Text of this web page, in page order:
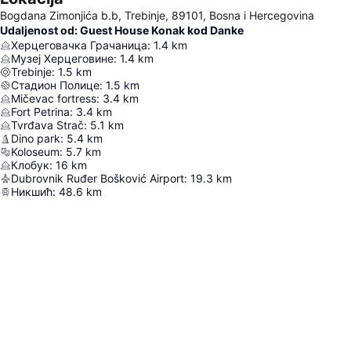
Bogdana Zimonjića b.b, Trebinje, 89101, Bosna i Hercegovina
Udaljenost od: Guest House Konak kod Danke
Херцеговачка Грачаница: 1.4 km
Музеј Херцеговине: 1.4 km
Trebinje: 1.5 km
Стадион Полице: 1.5 km
Mičevac fortress: 3.4 km
Fort Petrina: 3.4 km
Tvrđava Strač: 5.1 km
Dino park: 5.4 km
Koloseum: 5.7 km
Клобук: 16 km
Dubrovnik Ruđer Bošković Airport: 19.3 km
Никшић: 48.6 km